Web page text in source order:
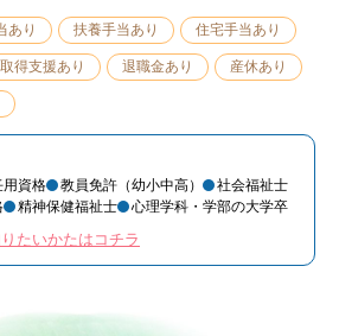
あり 扶養手当あり 住宅手当あり
得支援あり 退職金あり 産休あり
用資格 教員免許（幼小中高）
社会福祉士
精神保健福祉士 心理学科・学部の大学卒
たいかたはコチラ